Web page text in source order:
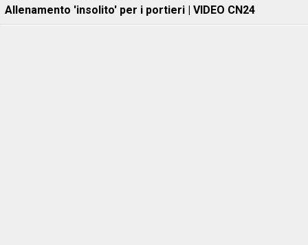
Allenamento 'insolito' per i portieri | VIDEO CN24